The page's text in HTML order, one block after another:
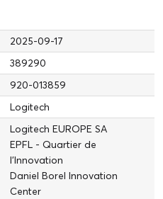
MacOS 12.0 eller senare, Windows
eller senare
2025-09-17
389290
920-013859
Logitech
Logitech EUROPE SA
EPFL - Quartier de
l'Innovation
Daniel Borel Innovation
Center